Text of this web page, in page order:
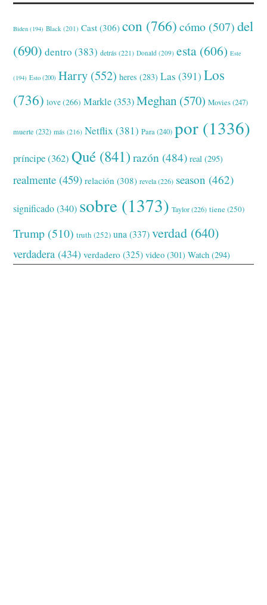
Biden (194) Black (201) Cast (306) con (766) cómo (507) del
(690) dentro (383) detrás (221) Donald (209) esta (606) Este
(194) Esto (200) Harry (552) heres (283) Las (391) Los
(736) love(266) Markle(353) Meghan (570) Movies(247)
muerte (232) más (216) Netflix (381) Para(240) por (1336)
príncipe(362) Qué (841) razón (484) real (295)
realmente (459) relación (308) revela(226) season (462)
significado(340) sobre (1373) Taylor(226) tiene(250)
Trump (510) truth (252) una(337) verdad (640)
verdadera (434) verdadero (325) video (301) Watch (294)